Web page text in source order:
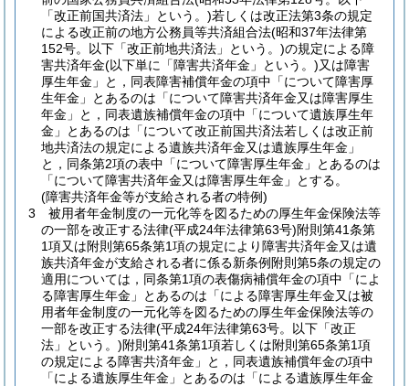
「改正前国共済法」という。)若しくは改正法第3条の規定
による改正前の地方公務員等共済組合法(昭和37年法律第
152号。以下「改正前地共済法」という。)の規定による障
害共済年金(以下単に「障害共済年金」という。)又は障害
厚生年金」と，同表障害補償年金の項中「について障害厚
生年金」とあるのは「について障害共済年金又は障害厚生
年金」と，同表遺族補償年金の項中「について遺族厚生年
金」とあるのは「について改正前国共済法若しくは改正前
地共済法の規定による遺族共済年金又は遺族厚生年金」
と，同条第2項の表中「について障害厚生年金」とあるのは
「について障害共済年金又は障害厚生年金」とする。
(障害共済年金等が支給される者の特例)
3
被用者年金制度の一元化等を図るための厚生年金保険法等
の一部を改正する法律(平成24年法律第63号)附則第41条第
1項又は附則第65条第1項の規定により障害共済年金又は遺
族共済年金が支給される者に係る新条例附則第5条の規定の
適用については，同条第1項の表傷病補償年金の項中「によ
る障害厚生年金」とあるのは「による障害厚生年金又は被
用者年金制度の一元化等を図るための厚生年金保険法等の
一部を改正する法律(平成24年法律第63号。以下「改正
法」という。)附則第41条第1項若しくは附則第65条第1項
の規定による障害共済年金」と，同表遺族補償年金の項中
「による遺族厚生年金」とあるのは「による遺族厚生年金